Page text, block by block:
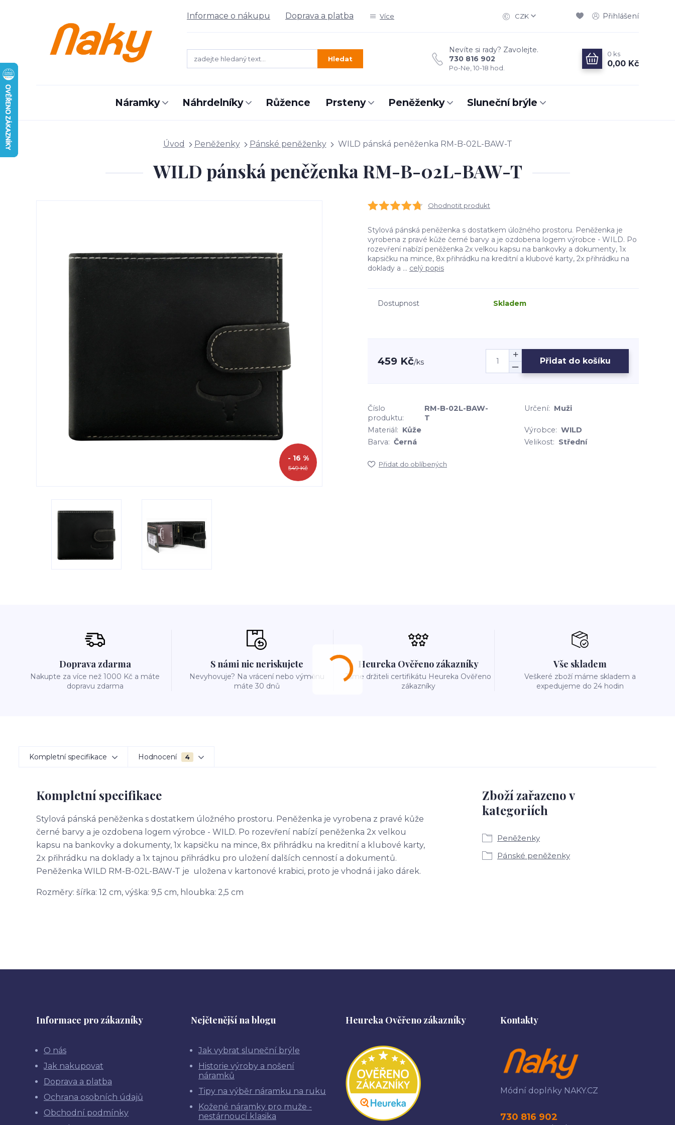
Informace o nákupu Doprava a platba Více CZK Přihlášení
Hledat
Nevíte si rady? Zavolejte.
730 816 902
Po-Ne, 10-18 hod.
0 ks
0,00 Kč
Náramky Náhrdelníky Růžence Prsteny Peněženky Sluneční brýle
Úvod Peněženky Pánské peněženky WILD pánská peněženka RM-B-02L-BAW-T
WILD pánská peněženka RM-B-02L-BAW-T
549 Kč
- 16 %
Ohodnotit produkt
Stylová pánská peněženka s dostatkem úložného prostoru. Peněženka je
vyrobena z pravé kůže černé barvy a je ozdobena logem výrobce - WILD. Po
rozevření nabízí peněženka 2x velkou kapsu na bankovky a dokumenty, 1x
kapsičku na mince, 8x přihrádku na kreditní a klubové karty, 2x přihrádku na
doklady a ... celý popis
Dostupnost Skladem
459 Kč/ks Přidat do košíku
Číslo
produktu:
RM-B-02L-BAW-
T
Určení: Muži
Materiál: Kůže Výrobce: WILD
Barva: Černá Velikost: Střední
Přidat do oblíbených
Doprava zdarma
Nakupte za více než 1000 Kč a máte
dopravu zdarma
S námi nic neriskujete
Nevyhovuje? Na vrácení nebo výměnu
máte 30 dnů
Heureka Ověřeno zákazníky
Jsme držiteli certifikátu Heureka Ověřeno
zákazníky
Vše skladem
Veškeré zboží máme skladem a
expedujeme do 24 hodin
Kompletní specifikace Hodnocení 4
Kompletní specifikace
Stylová pánská peněženka s dostatkem úložného prostoru. Peněženka je vyrobena z pravé kůže
černé barvy a je ozdobena logem výrobce - WILD. Po rozevření nabízí peněženka 2x velkou
kapsu na bankovky a dokumenty, 1x kapsičku na mince, 8x přihrádku na kreditní a klubové karty,
2x přihrádku na doklady a 1x tajnou přihrádku pro uložení dalších cenností a dokumentů.
Peněženka WILD RM-B-02L-BAW-T je uložena v kartonové krabici, proto je vhodná i jako dárek.
Rozměry: šířka: 12 cm, výška: 9,5 cm, hloubka: 2,5 cm
Zboží zařazeno v
kategoriích
Peněženky
Pánské peněženky
Informace pro zákazníky
O nás
Jak nakupovat
Doprava a platba
Ochrana osobních údajů
Obchodní podmínky
Nejčtenější na blogu
Jak vybrat sluneční brýle
Historie výroby a nošení
náramků
Tipy na výběr náramku na ruku
Kožené náramky pro muže -
nestárnoucí klasika
Heureka Ověřeno zákazníky Kontakty
Módní doplňky NAKY.CZ
730 816 902